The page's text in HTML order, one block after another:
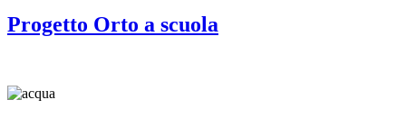
Progetto Orto a scuola